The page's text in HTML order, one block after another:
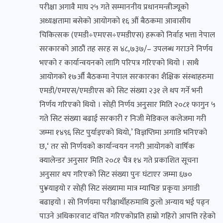
परीक्षा अगावै माघ २५ गते सम्माननीय प्रधानमन्त्रीज्यूको
अध्यक्षतामा बसेको आयोगको १६ औं बैठकमा आवासीय
चिकित्सक (एमडी÷एमएस÷एमडीएस) हरूको निर्वाह भत्ता नेपाल
सरकारको आठौं तह सरह स ४८,७३७/– उपलब्ध गराउने निर्णय
भएको र कार्यान्वयनको लागि परिपत्र गरिएको थियो । साथै
आयोगको १७औँ बैठकमा नेपाल सरकारका शैक्षिक संस्थाहरुमा
एमडी/एमएस/एमडीएस को सिट संख्या २३१ ले थप गर्ने भनी
निर्णय गरिएको थियो । सोही निर्णय अनुसार मिति २०८१ फागुन ५
गते सिट संख्या बढाई सरकारी र निजी मेडिकल कलेजमा गरी
जम्मा १४९६ सिट पुर्याइएको थियो,’ विज्ञप्तिमा अगाडि भनिएको
छ,‘ तर सो निर्णयको कार्यान्वयन नगरी आयोगको वार्षिक
क्यालेन्डर अनुसार मिति २०८१ चैत्र १४ गते प्रकाशित सूचना
अनुसार थप गरिएको सिट संख्या पुनः घंटाएर जम्मा ६७०
पु¥याइयो र सोही सिट संख्यामा मात्र म्याचिङ प्रकृया अगाडी
बढाइयो । सो निर्णयमा परीक्षार्थीहरुमाथि ठुलो अन्याय भई पढ्न
पाउने अधिकारवाट वंचित गरिएकोप्रति हाम्रो गहिरो आपत्ति रहेको